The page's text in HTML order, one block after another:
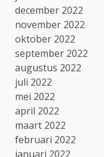
december 2022
november 2022
oktober 2022
september 2022
augustus 2022
juli 2022
mei 2022
april 2022
maart 2022
februari 2022
januari 2022